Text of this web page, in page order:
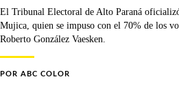
El Tribunal Electoral de Alto Paraná
Mujica, quien se impuso con el 70% de los
Roberto González Vaesken.
POR ABC COLOR